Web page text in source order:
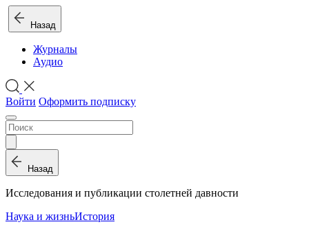
Назад
Журналы
Аудио
Войти Оформить подписку
Назад
Исследования и публикации столетней давности
Наука и жизньИстория